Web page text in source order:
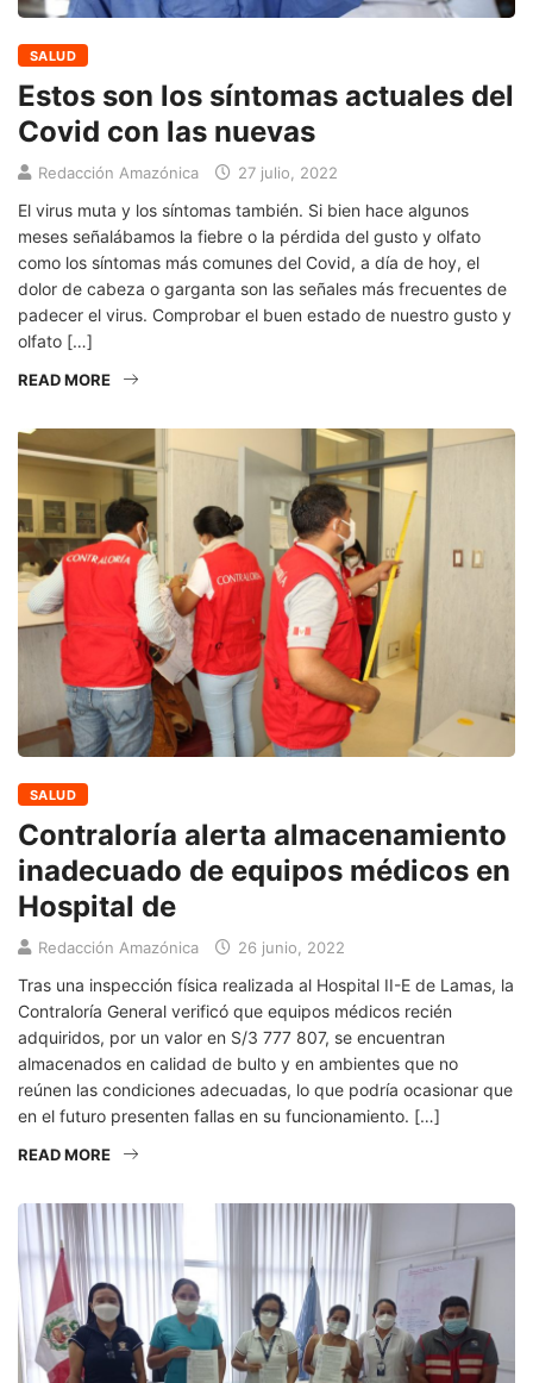
SALUD
Estos son los síntomas actuales del
Covid con las nuevas
Redacción Amazónica 27 julio, 2022
El virus muta y los síntomas también. Si bien hace algunos
meses señalábamos la fiebre o la pérdida del gusto y olfato
como los síntomas más comunes del Covid, a día de hoy, el
dolor de cabeza o garganta son las señales más frecuentes de
padecer el virus. Comprobar el buen estado de nuestro gusto y
olfato […]
READ MORE
SALUD
Contraloría alerta almacenamiento
inadecuado de equipos médicos en
Hospital de
Redacción Amazónica 26 junio, 2022
Tras una inspección física realizada al Hospital II-E de Lamas, la
Contraloría General verificó que equipos médicos recién
adquiridos, por un valor en S/3 777 807, se encuentran
almacenados en calidad de bulto y en ambientes que no
reúnen las condiciones adecuadas, lo que podría ocasionar que
en el futuro presenten fallas en su funcionamiento. […]
READ MORE